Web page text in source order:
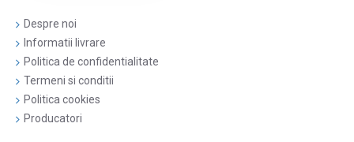
Despre noi
Informatii livrare
Politica de confidentialitate
Termeni si conditii
Politica cookies
Producatori